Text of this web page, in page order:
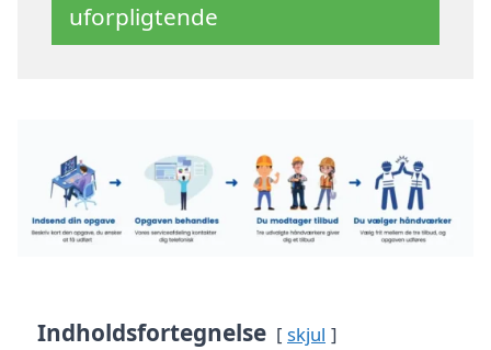
uforpligtende
Indholdsfortegnelse skjul